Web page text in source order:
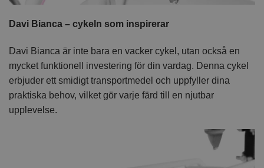
Davi Bianca – cykeln som inspirerar
Davi Bianca är inte bara en vacker cykel, utan också en
mycket funktionell investering för din vardag. Denna cykel
erbjuder ett smidigt transportmedel och uppfyller dina
praktiska behov, vilket gör varje färd till en njutbar
upplevelse.